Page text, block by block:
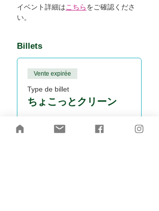
イベント詳細はこちらをご確認くださ
い。
Billets
Vente expirée
Type de billet
ちょこっとクリーン
5 500 JPY